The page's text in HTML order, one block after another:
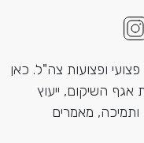
ופצועות צה"ל. כאן
אגף השיקום, ייעוץ
מאמרים